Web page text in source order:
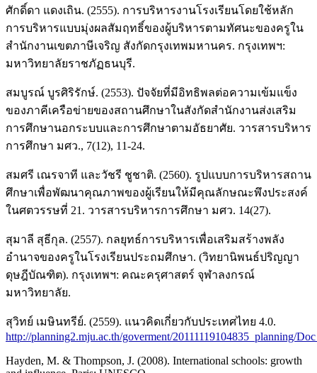
ศักดิ์ดา แดงเถิน. (2555). การบริหารงานโรงเรียนโดยใช้หลัก
การบริหารแบบมุ่งผลสัมฤทธิ์ของผู้บริหารตามทัศนะของครูใน
สำนักงานเขตภาษีเจริญ สังกัดกรุงเทพมหานคร. กรุงเทพฯ:
มหาวิทยาลัยราชภัฏธนบุรี.
สมบูรณ์ บูรศิริรักษ์. (2553). ปัจจัยที่มีอิทธิพลต่อความเข้มแข็ง
ของภาคีเครือข่ายของสถานศึกษาในสังกัดสำนักงานส่งเสริม
การศึกษานอกระบบและการศึกษาตามอัธยาศัย. วารสารบริหาร
การศึกษา มศว., 7(12), 11-24.
สมศรี เณรจาที และวัชรี ชูชาติ. (2560). รูปแบบการบริหารสถาน
ศึกษาเพื่อพัฒนาคุณภาพของผู้เรียนให้มีคุณลักษณะพึงประสงค์
ในศตวรรษที่ 21. วารสารบริหารการศึกษา มศว. 14(27).
สุมาลี สุธีกุล. (2557). กลยุทธ์การบริหารเพื่อเสริมสร้างพลัง
อำนาจของครูในโรงเรียนประถมศึกษา. (วิทยานิพนธ์ปริญญา
ดุษฎีบัณฑิต). กรุงเทพฯ: คณะครุศาสตร์ จุฬาลงกรณ์
มหาวิทยาลัย.
สุวิทย์ เมษินทรีย์. (2559). แนวคิดเกี่ยวกับประเทศไทย 4.0.
http://planning2.mju.ac.th/goverment/20111119104835_planning/
Hayden, M. & Thompson, J. (2008). International schools: growth